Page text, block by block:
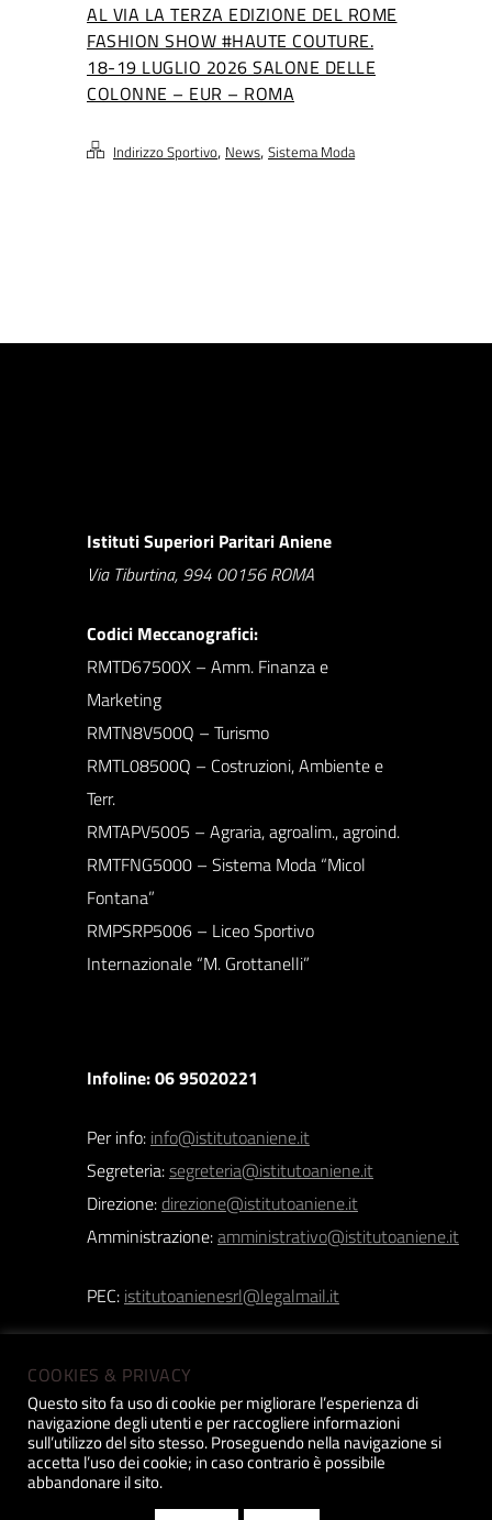
AL VIA LA TERZA EDIZIONE DEL ROME
FASHION SHOW #HAUTE COUTURE.
18-19 LUGLIO 2026 SALONE DELLE
COLONNE – EUR – ROMA
Indirizzo Sportivo, News, Sistema Moda
Istituti Superiori Paritari Aniene
Via Tiburtina, 994 00156 ROMA
Codici Meccanografici:
RMTD67500X – Amm. Finanza e
Marketing
RMTN8V500Q – Turismo
RMTL08500Q – Costruzioni, Ambiente e
Terr.
RMTAPV5005 – Agraria, agroalim., agroind.
RMTFNG5000 – Sistema Moda “Micol
Fontana”
RMPSRP5006 – Liceo Sportivo
Internazionale “M. Grottanelli”
Infoline: 06 95020221
Per info: info@istitutoaniene.it
Segreteria:segreteria@istitutoaniene.it
Direzione: direzione@istitutoaniene.it
Amministrazione:amministrativo@istitutoaniene.it
PEC: istitutoanienesrl@legalmail.it
Istituto Aniene srl | Copyright 2019 © | P.iva:
12518031005 | Privacy Policy| DesignConstant
COOKIES & PRIVACY
Questo sito fa uso di cookie per migliorare l’esperienza di
navigazione degli utenti e per raccogliere informazioni
sull’utilizzo del sito stesso. Proseguendo nella navigazione si
accetta l’uso dei cookie; in caso contrario è possibile
abbandonare il sito.